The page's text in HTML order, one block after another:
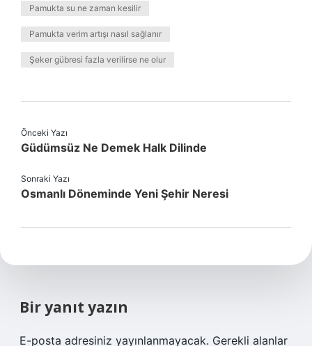
Pamukta su ne zaman kesilir
Pamukta verim artışı nasıl sağlanır
Şeker gübresi fazla verilirse ne olur
Önceki Yazı
Güdümsüz Ne Demek Halk Dilinde
Sonraki Yazı
Osmanlı Döneminde Yeni Şehir Neresi
Bir yanıt yazın
E-posta adresiniz yayınlanmayacak. Gerekli alanlar